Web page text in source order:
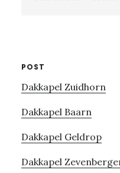
POST
Dakkapel Zuidhorn
Dakkapel Baarn
Dakkapel Geldrop
Dakkapel